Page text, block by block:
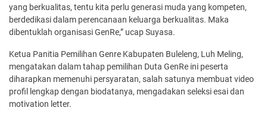
yang berkualitas, tentu kita perlu generasi muda yang kompeten,
berdedikasi dalam perencanaan keluarga berkualitas. Maka
dibentuklah organisasi GenRe,” ucap Suyasa.
Ketua Panitia Pemilihan Genre Kabupaten Buleleng, Luh Meling,
mengatakan dalam tahap pemilihan Duta GenRe ini peserta
diharapkan memenuhi persyaratan, salah satunya membuat video
profil lengkap dengan biodatanya, mengadakan seleksi esai dan
motivation letter.